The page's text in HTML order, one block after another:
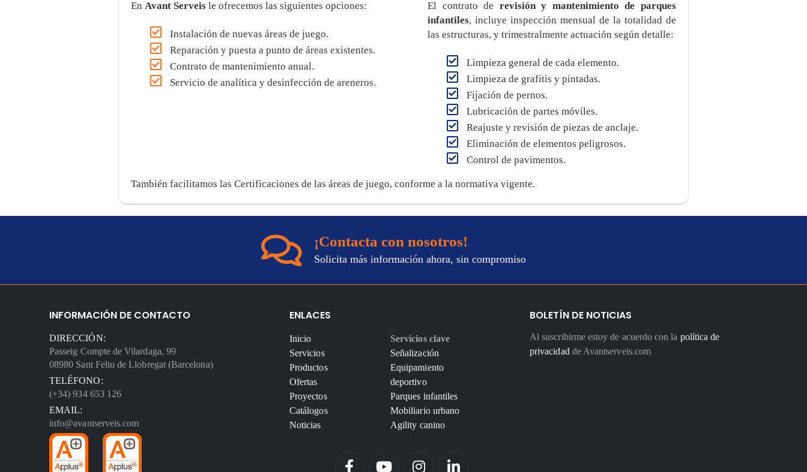
En Avant Serveis le ofrecemos las siguientes opciones:
Instalación de nuevas áreas de juego.
Reparación y puesta a punto de áreas existentes.
Contrato de mantenimiento anual.
Servicio de analítica y desinfección de areneros.
El contrato de revisión y mantenimiento de parques
infantiles, incluye inspección mensual de la totalidad de
las estructuras, y trimestralmente actuación según detalle:
Limpieza general de cada elemento.
Limpieza de grafitis y pintadas.
Fijación de pernos.
Lubricación de partes móviles.
Reajuste y revisión de piezas de anclaje.
Eliminación de elementos peligrosos.
Control de pavimentos.
También facilitamos las Certificaciones de las áreas de juego, conforme a la normativa vigente.
¡Contacta con nosotros!
Solicita más información ahora, sin compromiso
INFORMACIÓN DE CONTACTO
DIRECCIÓN:
Passeig Compte de Vilardaga, 99
08980 Sant Feliu de Llobregat (Barcelona)
TELÉFONO:
(+34) 934 653 126
EMAIL:
info@avantserveis.com
ENLACES
Inicio
Servicios
Productos
Ofertas
Proyectos
Catálogos
Noticias
Servicios clave
Señalización
Equipamiento
deportivo
Parques infantiles
Mobiliario urbano
Agility canino
BOLETÍN DE NOTICIAS
Al suscribirme estoy de acuerdo con la política de
privacidad de Avantserveis.com